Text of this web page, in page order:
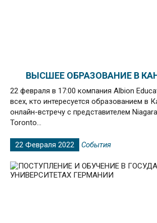
ВЫСШЕЕ ОБРАЗОВАНИЕ В
22 февраля в 17:00 компания Albion
всех, кто интересуется образованием в
онлайн-встречу с представителем
Toronto...
22 Февраля 2022 Cобытия